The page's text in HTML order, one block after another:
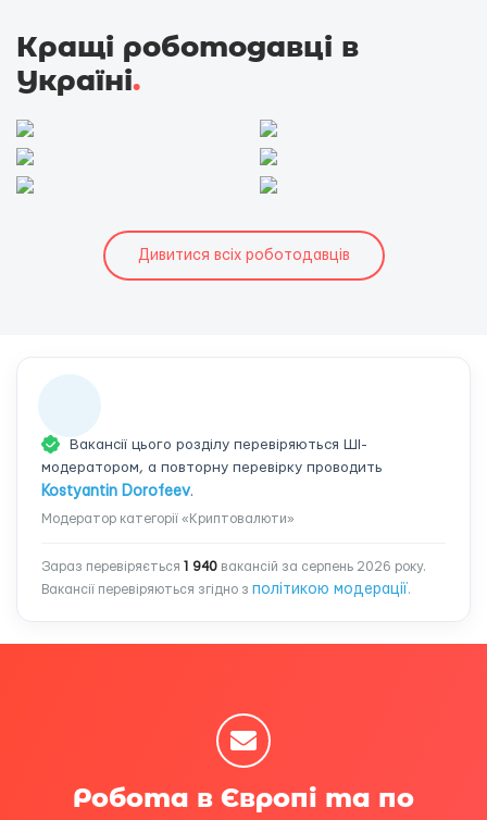
Кращі роботодавці в
Україні.
Дивитися всіх роботодавців
Вакансії цього розділу перевіряються ШІ-
модератором, а повторну перевірку проводить
Kostyantin Dorofeev.
Модератор категорії «Криптовалюти»
Зараз перевіряється 1 940 вакансій за серпень 2026 року.
Вакансії перевіряються згідно з політикою модерації .
Робота в Європі та по